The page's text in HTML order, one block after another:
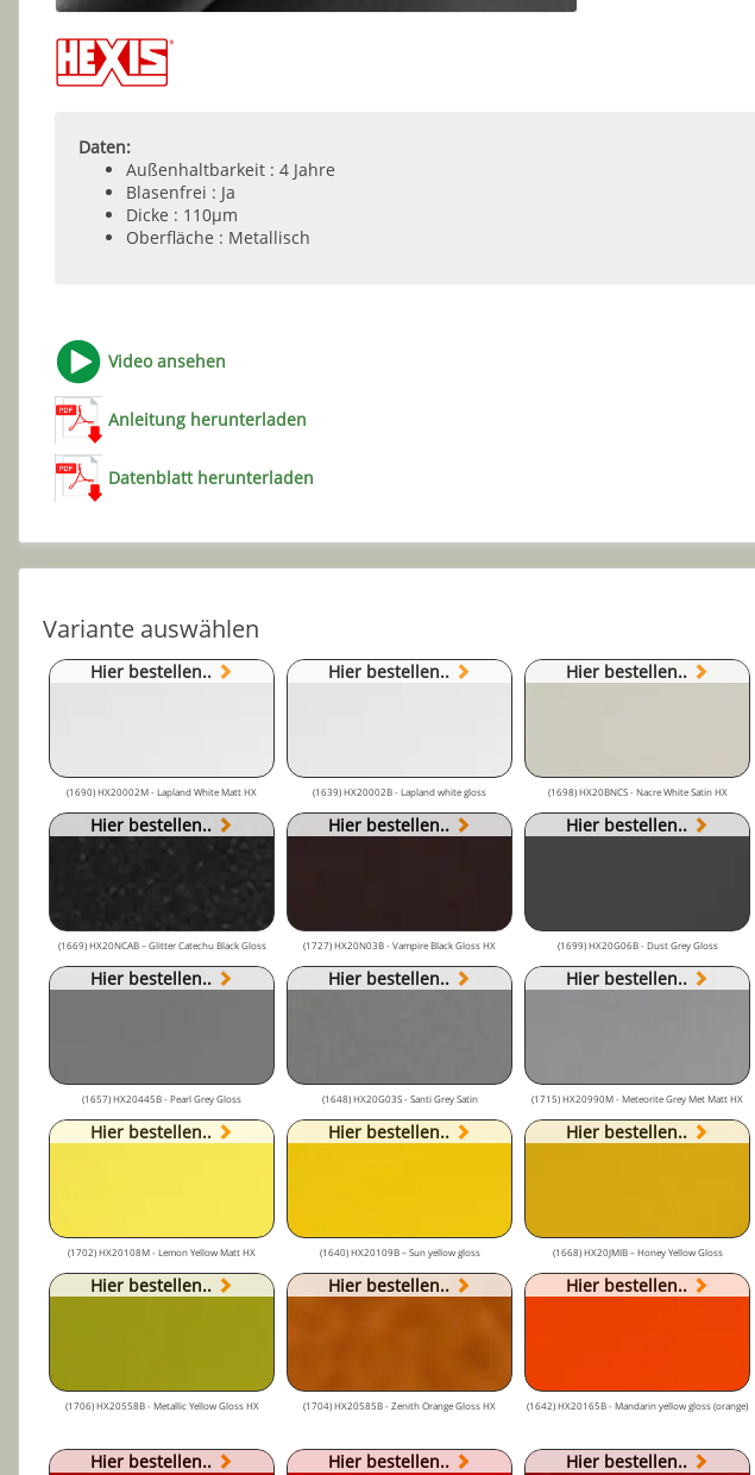
Daten:
Außenhaltbarkeit : 4 Jahre
Blasenfrei : Ja
Dicke : 110µm
Oberfläche : Metallisch
Video ansehen
Anleitung herunterladen
Datenblatt herunterladen
Variante auswählen
Hier bestellen..
(1690) HX20002M - Lapland White Matt HX
Hier bestellen..
(1639) HX20002B - Lapland white gloss
Hier bestellen..
(1698) HX20BNCS - Nacre White Satin HX
Hier bestellen..
(1669) HX20NCAB – Glitter Catechu Black Gloss
Hier bestellen..
(1727) HX20N03B - Vampire Black Gloss HX
Hier bestellen..
(1699) HX20G06B - Dust Grey Gloss
Hier bestellen..
(1657) HX20445B - Pearl Grey Gloss
Hier bestellen..
(1648) HX20G03S - Santi Grey Satin
Hier bestellen..
(1715) HX20990M - Meteorite Grey Met Matt HX
Hier bestellen..
(1702) HX20108M - Lemon Yellow Matt HX
Hier bestellen..
(1640) HX20109B – Sun yellow gloss
Hier bestellen..
(1668) HX20JMIB – Honey Yellow Gloss
Hier bestellen..
(1706) HX20558B - Metallic Yellow Gloss HX
Hier bestellen..
(1704) HX20585B - Zenith Orange Gloss HX
Hier bestellen..
(1642) HX20165B - Mandarin yellow gloss (orange)
Hier bestellen.. Hier bestellen.. Hier bestellen..